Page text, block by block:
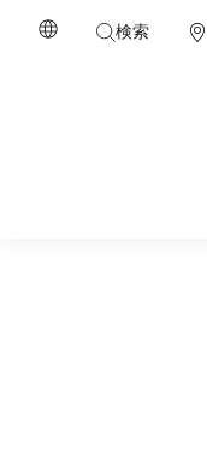
検索